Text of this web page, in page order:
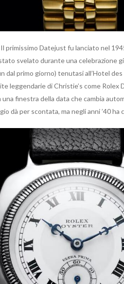
primissimo Datejust fu lanciato nel
svelato durante una celebrazione
dal primo giorno) tenutasi all’Hotel
leggendarie di Christie’s come Rolex
finestra della data che cambia
dà per scontata, ma negli anni ’40 ha